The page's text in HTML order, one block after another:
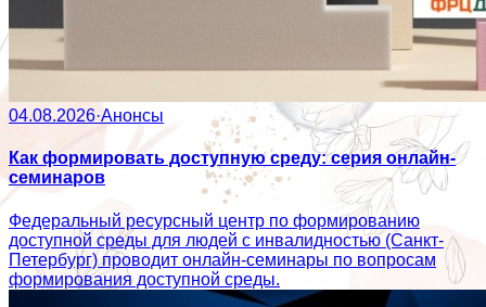
04.08.2026·Анонсы
Как формировать доступную среду: серия онлайн-
семинаров
Федеральный ресурсный центр по формированию
доступной среды для людей с инвалидностью (Санкт-
Петербург) проводит онлайн-семинары по вопросам
формирования доступной среды.